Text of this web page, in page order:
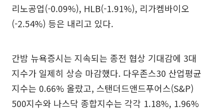
리노공업(-0.09%), HLB(-1.91%), 리가켐바이오
(-2.54%) 등은 내리고 있다.
간밤 뉴욕증시는 지속되는 종전 협상 기대감에 3대
지수가 일제히 상승 마감했다. 다우존스30 산업평균
지수는 0.66% 올랐고, 스탠더드앤드푸어스(S&P)
500지수와 나스닥 종합지수는 각각 1.18%, 1.96%